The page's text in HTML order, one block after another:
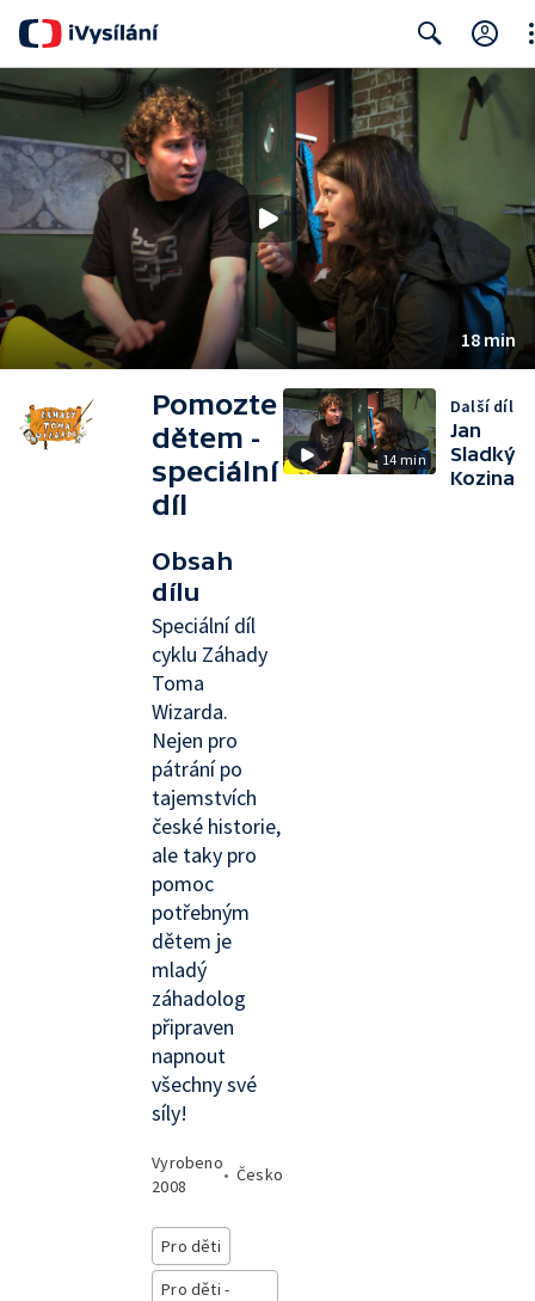
Search
18 min
Pomozte
dětem -
speciální
díl
Obsah
dílu
Speciální díl
cyklu Záhady
Toma
Wizarda.
Nejen pro
pátrání po
tajemstvích
české historie,
ale taky pro
pomoc
potřebným
dětem je
mladý
záhadolog
připraven
napnout
všechny své
síly!
Vyrobeno
2008
• Česko
Pro děti
Pro děti -
14 min
Další díl
Jan
Sladký
Kozina